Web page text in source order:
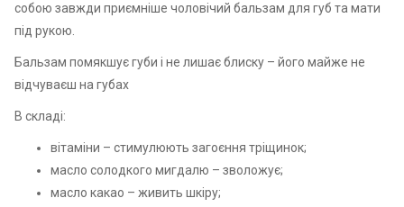
собою завжди приємніше чоловічий бальзам для губ та мати
під рукою.
Бальзам помякшує губи і не лишає блиску – його майже не
відчуваєш на губах
В складі:
вітаміни – стимулюють загоєння тріщинок;
масло солодкого мигдалю – зволожує;
масло какао – живить шкіру;